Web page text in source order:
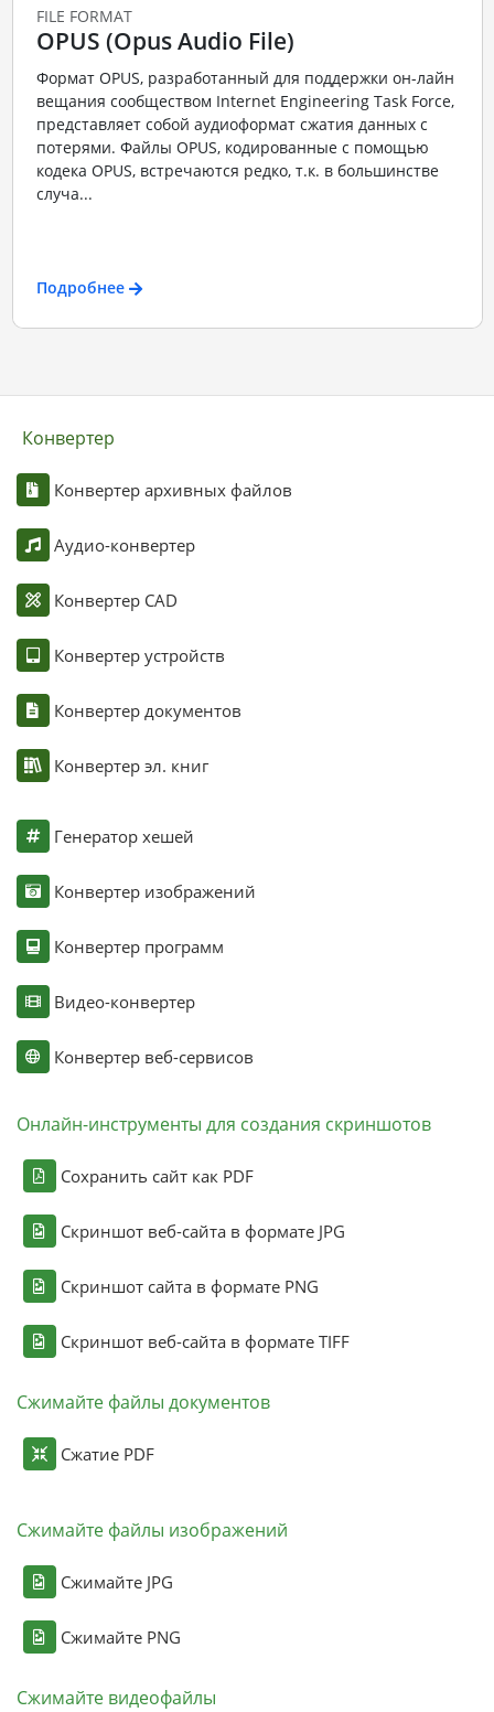
FILE FORMAT
OPUS (Opus Audio File)
Формат OPUS, разработанный для поддержки он-лайн
вещания сообществом Internet Engineering Task Force,
представляет собой аудиоформат сжатия данных с
потерями. Файлы OPUS, кодированные с помощью
кодека OPUS, встречаются редко, т.к. в большинстве
случа...
Подробнее
Конвертер
Конвертер архивных файлов
Аудио-конвертер
Конвертер CAD
Конвертер устройств
Конвертер документов
Конвертер эл. книг
Генератор хешей
Конвертер изображений
Конвертер программ
Видео-конвертер
Конвертер веб-сервисов
Онлайн-инструменты для создания скриншотов
Сохранить сайт как PDF
Скриншот веб-сайта в формате JPG
Скриншот сайта в формате PNG
Скриншот веб-сайта в формате TIFF
Сжимайте файлы документов
Сжатие PDF
Сжимайте файлы изображений
Сжимайте JPG
Сжимайте PNG
Сжимайте видеофайлы